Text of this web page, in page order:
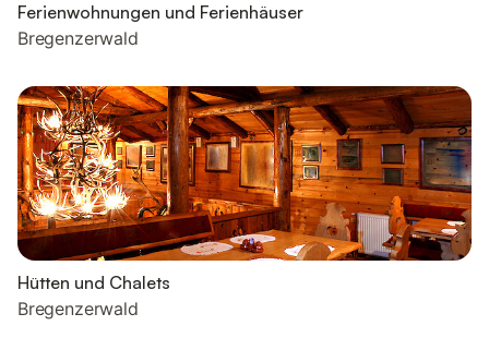
Ferienwohnungen und Ferienhäuser
Bregenzerwald
Hütten und Chalets
Bregenzerwald